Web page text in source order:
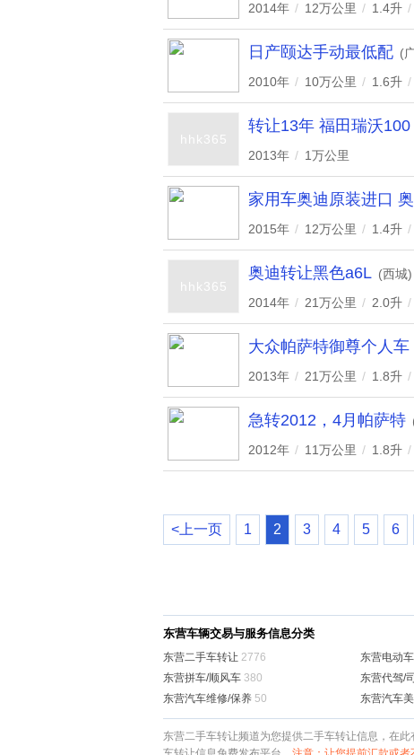
2014年 / 12万公里 / 1.4升 /
日产颐达手动最低配 (
2010年 / 10万公里 / 1.6升 /
hhk365
转让13年 福田瑞沃100
2013年 / 1万公里
家用车奥迪原装进口
2015年 / 12万公里 / 1.4升 /
hhk365
奥迪转让黑色a6L (西城)
2014年 / 21万公里 / 2.0升 /
大众帕萨特御尊个人车
2013年 / 21万公里 / 1.8升 /
急转2012，4月帕萨特
2012年 / 11万公里 / 1.8升 /
<上一页 1 2 3 4 5 6
东营车辆交易与服务信息分类
东营二手车转让 2776 东营电动
东营拼车/顺风车 380 东营代驾/
东营汽车维修/保养 50 东营汽车
东营二手车转让频道为您提供二手车转让信息，在